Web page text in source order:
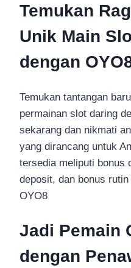
Temukan
Unik Main
dengan
Temukan tantangan
permainan slot daring
sekarang dan nikmati
yang dirancang untuk
tersedia meliputi bonus
deposit, dan bonus
OYO8
Jadi Pemain
dengan